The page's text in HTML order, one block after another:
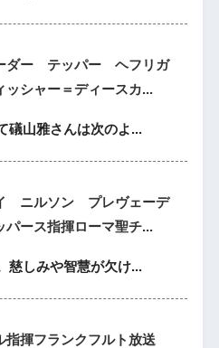
ダー テッパー ヘフリガ
シャー＝ディースカ...
礒山雅さんは次のよ...
ニルソン プレヴェーデ
ース指揮ローマ聖チ...
慈しみや智慧が欠け...
指揮フランクフルト放送